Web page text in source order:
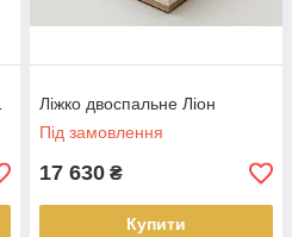
Ліжко двоспальне Ліон
Під замовлення
17 630 ₴
Купити